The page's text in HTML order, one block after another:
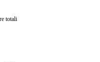
totali